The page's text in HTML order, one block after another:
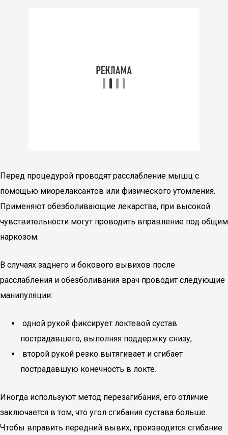
Перед процедурой проводят расслабление мышц с
помощью миорелаксантов или физического утомления.
Применяют обезболивающие лекарства, при высокой
чувствительности могут проводить вправление под общим
наркозом.
В случаях заднего и бокового вывихов после
расслабления и обезболивания врач проводит следующие
манипуляции:
одной рукой фиксирует локтевой сустав
пострадавшего, выполняя поддержку снизу;
второй рукой резко вытягивает и сгибает
пострадавшую конечность в локте.
Иногда используют метод перезагибания, его отличие
заключается в том, что угол сгибания сустава больше.
Чтобы вправить передний вывих, производится сгибание